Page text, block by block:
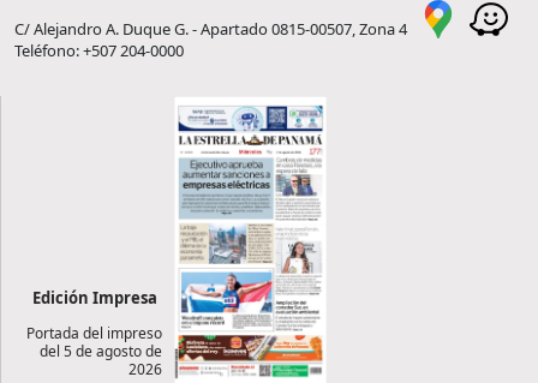
C/ Alejandro A. Duque G. - Apartado 0815-00507, Zona 4
Teléfono: +507 204-0000
Edición Impresa
Portada del impreso
del 5 de agosto de
2026